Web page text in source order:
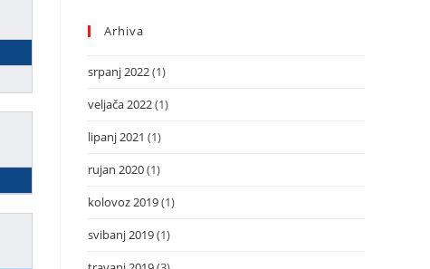
Arhiva
srpanj 2022(1)
veljača 2022(1)
lipanj 2021 (1)
rujan 2020(1)
kolovoz 2019(1)
svibanj 2019(1)